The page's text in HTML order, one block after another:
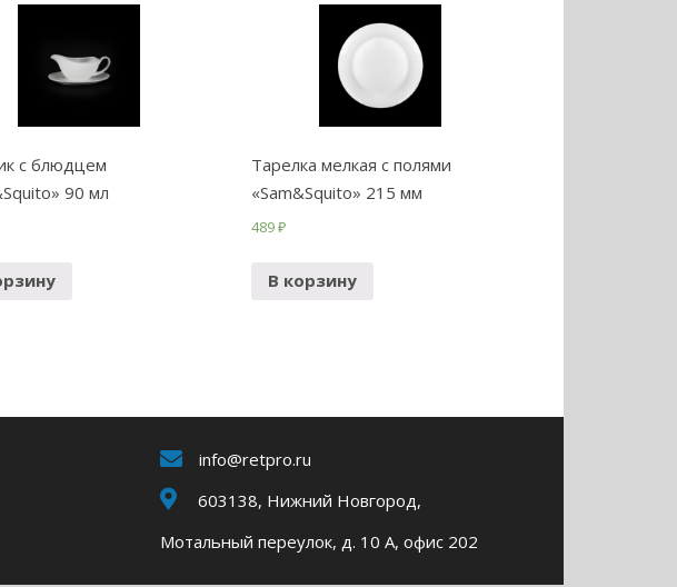
с блюдцем
90 мл
Тарелка мелкая с полями
«Sam&Squito» 215 мм
489₽
В корзину
info@retpro.ru
603138, Нижний Новгород,
Мотальный переулок, д. 10 А, офис 202